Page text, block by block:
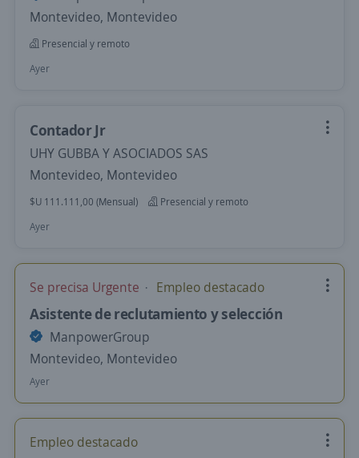
Montevideo, Montevideo
Presencial y remoto
Ayer
Contador Jr
UHY GUBBA Y ASOCIADOS SAS
Montevideo, Montevideo
$U 111.111,00 (Mensual)
Presencial y remoto
Ayer
Se precisa Urgente Empleo destacado
Asistente de reclutamiento y selección
ManpowerGroup
Montevideo, Montevideo
Ayer
Empleo destacado